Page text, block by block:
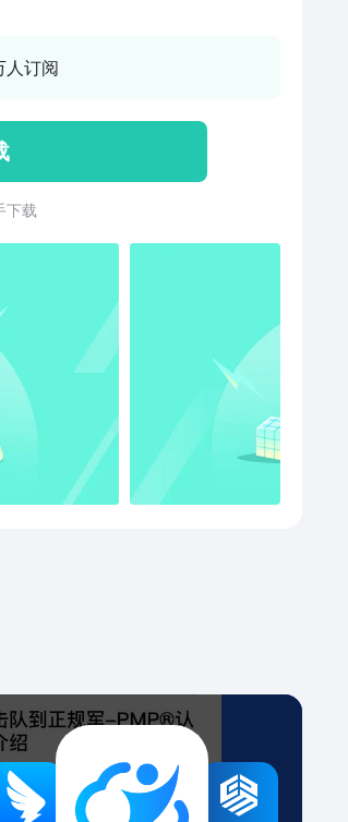
度更新提醒、量化任务、循环任
任务进展、计划表共享、计划表
上设置汇报关系，上级就可以查
划，还可以查看隔级下属的 3、计
定的情况进行沟通 4、量化任务：
际完成值计算出任务进度 5、循环
的工作派发循环任务，派发一次
任务工时：对任务设置预估工时，负
比工作效率 7、任务审批：上级可
当自己下属负责的任务发生相关
以变更成功 8、任务进展及进展反馈
果设置反馈时间要求，系统会按期
任务：按需分解，不限制层级、数
对员工工作表现的小激励，对接微
项可追踪，让评价更客观：在考核
作纳入生成考核项，可以追踪到
更客观； 3、第三方评价，评估工
事对员工的工作事项进行打分评
力有清晰认知，作出更有效的评
让您随时随地、秒级入会，提升
议功能一 【简单易用】 -界面清爽
入会议； -在线文档协作，快速激
远程演示如同身临其境； -强大的
理会议； 【高清流畅】 -高清画
-智能消除环境声、键盘声，完美
抗丢包、视频抗抖动。 【安全保
室，提供全面的安全防护。 —联
客服电话：
讯会议还不错，请给我们赏个五星
们~ 若您在使用过程中有任何不满
下您的宝贵意见，或者发邮件至客
建议都是我们前进的动力，腾讯会
人订阅
下载